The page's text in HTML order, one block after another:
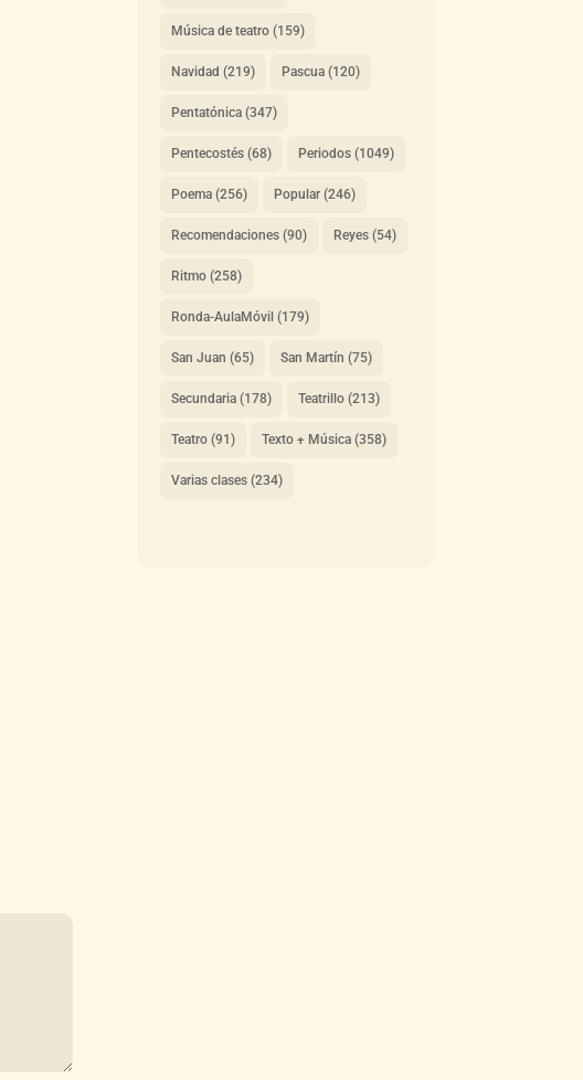
Música de teatro(159)
Navidad (219) Pascua(120)
Pentatónica(347)
Pentecostés(68) Periodos(1049)
Poema(256) Popular(246)
Recomendaciones(90) Reyes(54)
Ritmo(258)
Ronda-AulaMóvil (179)
San Juan (65) San Martín (75)
Secundaria(178) Teatrillo(213)
Teatro(91) Texto + Música(358)
Varias clases(234)